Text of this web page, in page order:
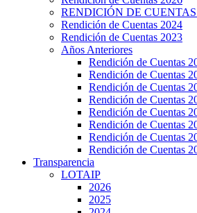
RENDICIÓN DE CUENTAS
Rendición de Cuentas 2024
Rendición de Cuentas 2023
Años Anteriores
Rendición de Cuentas
Rendición de Cuentas
Rendición de Cuentas
Rendición de Cuentas
Rendición de Cuentas
Rendición de Cuentas
Rendición de Cuentas
Rendición de Cuentas
Transparencia
LOTAIP
2026
2025